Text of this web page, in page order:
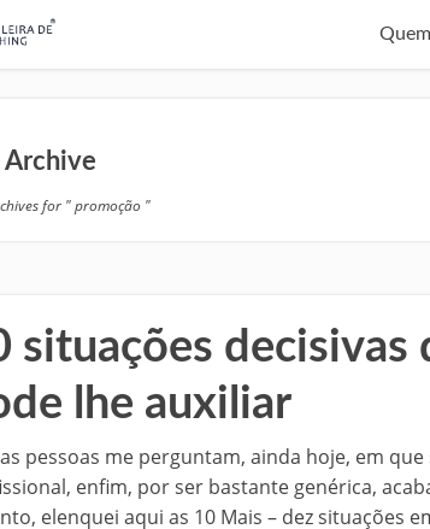
Archive
for " promoção "
situações decisivas
lhe auxiliar
pessoas me perguntam, ainda hoje, em
enfim, por ser bastante genérica,
elenquei aqui as 10 Mais – dez situações